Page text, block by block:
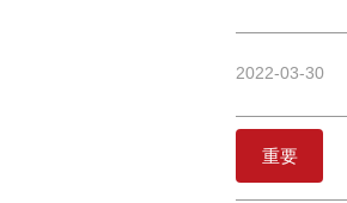
2022-03-30
重要